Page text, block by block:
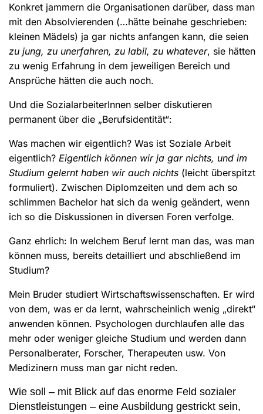
Konkret jammern die Organisationen darüber, dass man
mit den Absolvierenden (…hätte beinahe geschrieben:
kleinen Mädels) ja gar nichts anfangen kann, die seien
zu jung, zu unerfahren, zu labil, zu whatever, sie hätten
zu wenig Erfahrung in dem jeweiligen Bereich und
Ansprüche hätten die auch noch.
Und die SozialarbeiterInnen selber diskutieren
permanent über die „Berufsidentität“:
Was machen wir eigentlich? Was ist Soziale Arbeit
eigentlich? Eigentlich können wir ja gar nichts, und im
Studium gelernt haben wir auch nichts (leicht überspitzt
formuliert). Zwischen Diplomzeiten und dem ach so
schlimmen Bachelor hat sich da wenig geändert, wenn
ich so die Diskussionen in diversen Foren verfolge.
Ganz ehrlich: In welchem Beruf lernt man das, was man
können muss, bereits detailliert und abschließend im
Studium?
Mein Bruder studiert Wirtschaftswissenschaften. Er wird
von dem, was er da lernt, wahrscheinlich wenig „direkt“
anwenden können. Psychologen durchlaufen alle das
mehr oder weniger gleiche Studium und werden dann
Personalberater, Forscher, Therapeuten usw. Von
Medizinern muss man gar nicht reden.
Wie soll – mit Blick auf das enorme Feld sozialer
Dienstleistungen – eine Ausbildung gestrickt sein,